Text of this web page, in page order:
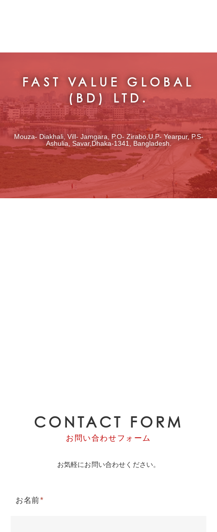
FAST VALUE GLOBAL
(BD) LTD.
Mouza- Diakhali, Vill- Jamgara, P.O- Zirabo,U.P- Yearpur, P.S-
Ashulia, Savar,Dhaka-1341, Bangladesh.
CONTACT FORM
お問い合わせフォーム
お気軽にお問い合わせください。
お名前*